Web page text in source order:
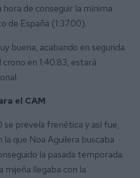
hora de conseguir la mínima
de España (1:37.00).
buena, acabando en segunda
en 1:40.83, estará
el CAM
se preveía frenética y así fue,
que Noa Aguilera buscaba
la pasada temporada.
mijeña llegaba con la